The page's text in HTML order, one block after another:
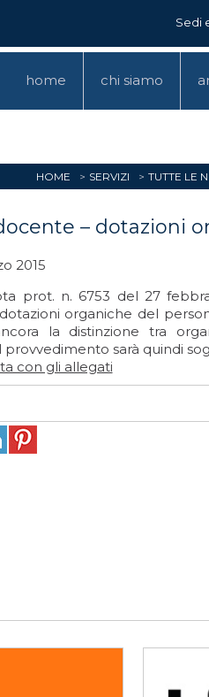
Sedi
home chi siamo
HOME SERVIZI TUTTE LE
– dotazioni
2015
prot. n. 6753 del 27
organiche del
la distinzione tra
provvedimento sarà quindi
con gli allegati